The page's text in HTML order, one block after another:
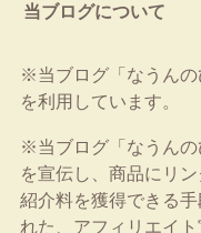
当ブログについて
※当ブログ「なうん
を利用しています。
※当ブログ「なうん
を宣伝し、商品にリ
紹介料を獲得できる
れた、アフィリエイ